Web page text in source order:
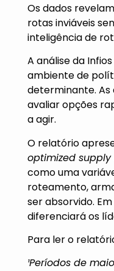
Os dados
rotas inviáveis
inteligência de
A análise da
ambiente de
determinante.
avaliar opções
a agir.
O relatório
optimized
como uma
roteamento,
ser absorvido.
diferenciará os
Para ler o
¹Períodos de